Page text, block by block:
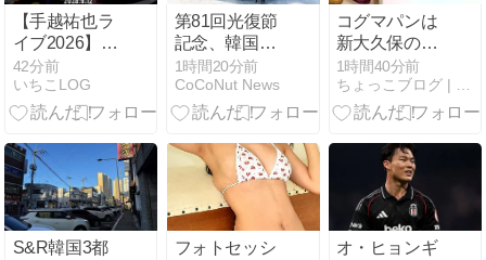
安の理由は？
選べる朝食は
鶏飯 観光客に
優しい鹿児島
市電の乗り方
【手越祐也ラ
イブ2026】
WOWOW配信
をテレビの大
画面で見る方
42分前
いちこLOG
第81回光復節
記念、韓国の
歴史を巡る旅
先4選
1時間20分前
CoCoNut News
コグマパンは
新大久保の
SHINCHON
CAFEで｜実
食レビュー
1時間40分前
S&R韓国3都
フォトセッシ
オ・ヒョンギ